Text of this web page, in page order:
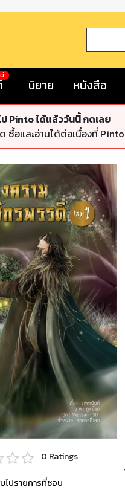
นิยาย หนังสือ
Pinto ได้แล้ววันนี้ กดเลย
ซื้อและอ่านได้ต่อเนื่องที่ Pinto
0 Ratings
ไปรายการที่ชอบ